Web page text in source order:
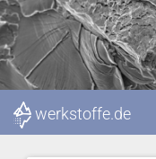
werkstoffe.de